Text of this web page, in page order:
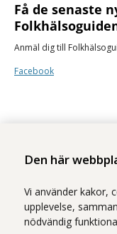
Den här
Vi använder kakor,
upplevelse,
nödvändig
Få de senaste
Anmäl dig till
Facebook
Stockholms läns
Stockholms regi.
Samtliga bilder på